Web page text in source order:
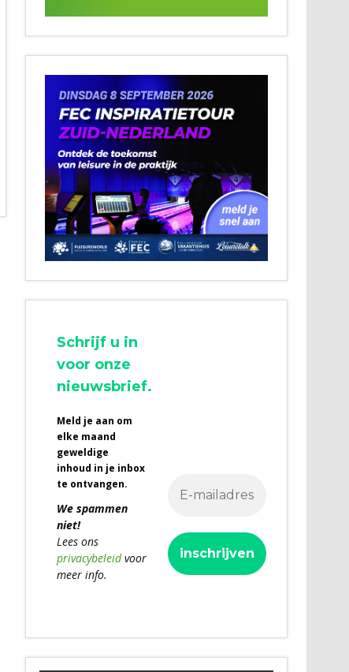
Schrijf u in
voor onze
nieuwsbrief.
Meld je aan om
elke maand
geweldige
inhoud in je inbox
te ontvangen.
We spammen
niet!
Lees ons
privacybeleidvoor
meer info.